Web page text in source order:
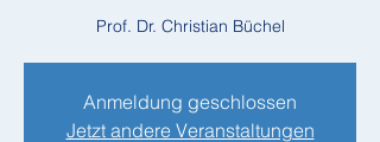
Prof. Dr. Christian Büchel
Anmeldung geschlossen
Jetzt andere Veranstaltungen